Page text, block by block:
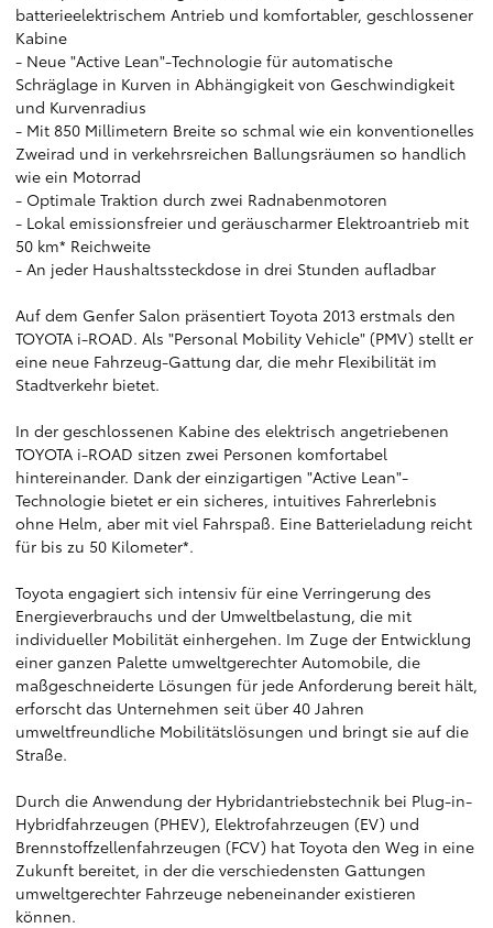
batterieelektrischem Antrieb und komfortabler, geschlossener
Kabine
- Neue "Active Lean"-Technologie für automatische
Schräglage in Kurven in Abhängigkeit von Geschwindigkeit
und Kurvenradius
- Mit 850 Millimetern Breite so schmal wie ein konventionelles
Zweirad und in verkehrsreichen Ballungsräumen so handlich
wie ein Motorrad
- Optimale Traktion durch zwei Radnabenmotoren
- Lokal emissionsfreier und geräuscharmer Elektroantrieb mit
50 km* Reichweite
- An jeder Haushaltssteckdose in drei Stunden aufladbar
Auf dem Genfer Salon präsentiert Toyota 2013 erstmals den
TOYOTA i-ROAD. Als "Personal Mobility Vehicle" (PMV) stellt er
eine neue Fahrzeug-Gattung dar, die mehr Flexibilität im
Stadtverkehr bietet.
In der geschlossenen Kabine des elektrisch angetriebenen
TOYOTA i-ROAD sitzen zwei Personen komfortabel
hintereinander. Dank der einzigartigen "Active Lean"-
Technologie bietet er ein sicheres, intuitives Fahrerlebnis
ohne Helm, aber mit viel Fahrspaß. Eine Batterieladung reicht
für bis zu 50 Kilometer*.
Toyota engagiert sich intensiv für eine Verringerung des
Energieverbrauchs und der Umweltbelastung, die mit
individueller Mobilität einhergehen. Im Zuge der Entwicklung
einer ganzen Palette umweltgerechter Automobile, die
maßgeschneiderte Lösungen für jede Anforderung bereit hält,
erforscht das Unternehmen seit über 40 Jahren
umweltfreundliche Mobilitätslösungen und bringt sie auf die
Straße.
Durch die Anwendung der Hybridantriebstechnik bei Plug-in-
Hybridfahrzeugen (PHEV), Elektrofahrzeugen (EV) und
Brennstoffzellenfahrzeugen (FCV) hat Toyota den Weg in eine
Zukunft bereitet, in der die verschiedensten Gattungen
umweltgerechter Fahrzeuge nebeneinander existieren
können.